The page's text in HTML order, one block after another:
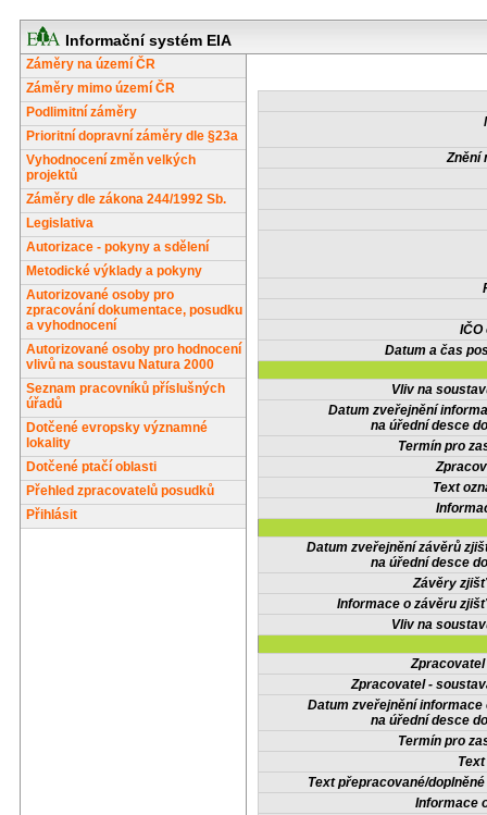
Informační systém EIA
Záměry na území ČR
Záměry mimo území ČR
Podlimitní záměry
Prioritní dopravní záměry dle §23a
Vyhodnocení změn velkých
projektů
Záměry dle zákona 244/1992 Sb.
Legislativa
Autorizace - pokyny a sdělení
Metodické výklady a pokyny
Autorizované osoby pro
zpracování dokumentace, posudku
a vyhodnocení
Autorizované osoby pro hodnocení
vlivů na soustavu Natura 2000
Seznam pracovníků příslušných
úřadů
Dotčené evropsky významné
lokality
Dotčené ptačí oblasti
Přehled zpracovatelů posudků
Přihlásit
Znění
IČO
Datum a čas
Vliv na
Datum zveřejnění
na úřední desce
Termín pro
Text
Datum zveřejnění závěrů
na úřední desce
Závěry
Informace o závěru
Vliv na
Zpracovatel -
Datum zveřejnění informace
na úřední desce
Termín pro
Text přepracované/
Informace